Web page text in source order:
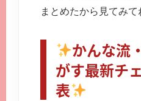
まとめたから見てみて
かんな流
がす最新チ
表